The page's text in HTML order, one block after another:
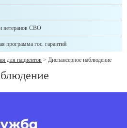
ветеранов СВО
гос. гарантий
для пациентов > Диспансерное наблюдение